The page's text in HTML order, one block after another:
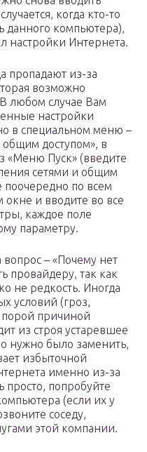
когда кто-то
данного компьютера),
настройки Интернета.
пропадают из-за
возможно
любом случае Вам
настройки
в специальном меню –
доступом», в
«Меню Пуск» (введите
сетями и общим
поочередно по всем
окне и вводите во все
каждое поле
параметру.
– «Почему нет
провайдеру, так как
не редкость. Иногда
условий (гроз,
порой причиной
из строя устаревшее
нужно было заменить,
избыточной
именно из-за
просто, попробуйте
(если их у
соседу,
этой компании.